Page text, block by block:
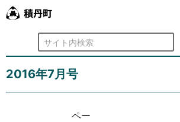
検
索
2016年7月号
ペー